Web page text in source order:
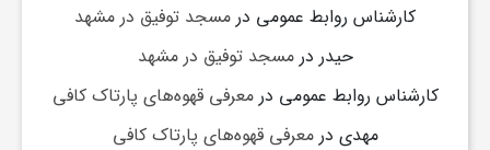
کارشناس روابط عمومی در مسجد توفیق در مشهد
حیدر درمسجد توفیق در مشهد
کارشناس روابط عمومی درمعرفی قهوه‌های پارتاک کافی
مهدی درمعرفی قهوه‌های پارتاک کافی